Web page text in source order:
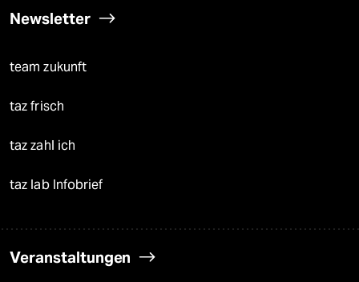
Newsletter
team zukunft
taz frisch
taz zahl ich
taz lab Infobrief
Veranstaltungen